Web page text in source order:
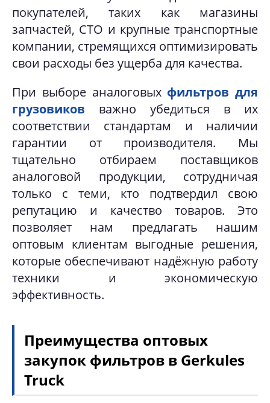
покупателей, таких как магазины
запчастей, СТО и крупные транспортные
компании, стремящихся оптимизировать
свои расходы без ущерба для качества.
При выборе аналоговых фильтров для
грузовиков важно убедиться в их
соответствии стандартам и наличии
гарантии от производителя. Мы
тщательно отбираем поставщиков
аналоговой продукции, сотрудничая
только с теми, кто подтвердил свою
репутацию и качество товаров. Это
позволяет нам предлагать нашим
оптовым клиентам выгодные решения,
которые обеспечивают надёжную работу
техники и экономическую
эффективность.
Преимущества оптовых
закупок фильтров в Gerkules
Truck